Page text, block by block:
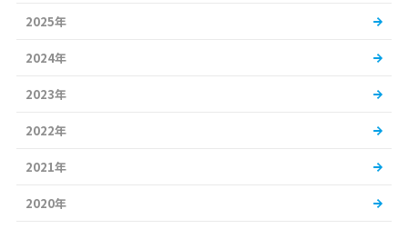
2025年
2024年
2023年
2022年
2021年
2020年